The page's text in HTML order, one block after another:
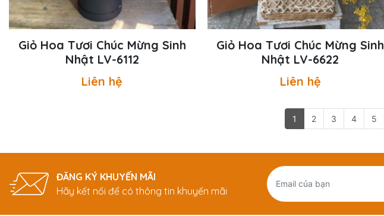
Giỏ Hoa Tươi Chúc Mừng Sinh
Nhật LV-6112
Liên hệ
Giỏ Hoa Tươi Chúc Mừng Sinh
Nhật LV-6622
Liên hệ
1 2 3 4 5
ĐĂNG KÝ KHUYẾN MÃI
Hãy kết nối để có thông tin khuyến mãi